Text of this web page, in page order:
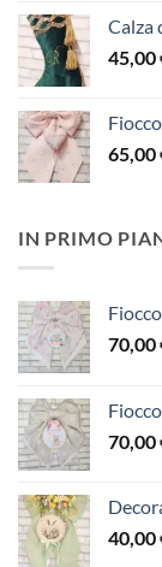
Calza
45,00
65,00
IN PRIMO
70,00
70,00
40,00